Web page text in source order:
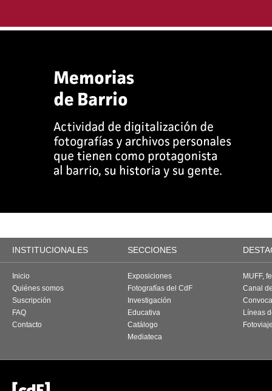
INSTITUCIONALES SECCIONES
Inicio
Quiénes somos
Suscripción
FAQ
Contacto
Exposiciones
Fotografías del CdF
Investigación
Educativa
Catálogo
Mediateca
MUFF,
Canal
Líneas